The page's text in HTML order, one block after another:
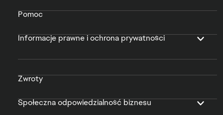
Pomoc
Informacje prawne i ochrona prywatności
Zwroty
Społeczna odpowiedzialność biznesu